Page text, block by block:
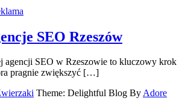
SEO Rzeszów
agencji SEO w Rzeszowie to kluczowy krok
pragnie zwiększyć […]
Theme: Delightful Blog ByAdore